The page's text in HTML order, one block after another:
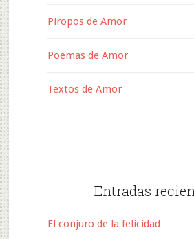
Piropos de Amor
Poemas de Amor
Textos de Amor
Entradas
El conjuro de la felicidad